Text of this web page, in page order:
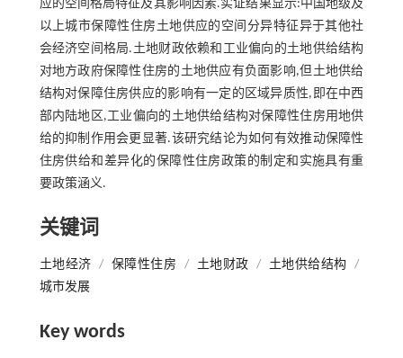
应的空间格局特征及其影响因素.实证结果显示:中国地级及
以上城市保障性住房土地供应的空间分异特征异于其他社
会经济空间格局.土地财政依赖和工业偏向的土地供给结构
对地方政府保障性住房的土地供应有负面影响,但土地供给
结构对保障住房供应的影响有一定的区域异质性,即在中西
部内陆地区,工业偏向的土地供给结构对保障性住房用地供
给的抑制作用会更显著.该研究结论为如何有效推动保障性
住房供给和差异化的保障性住房政策的制定和实施具有重
要政策涵义.
关键词
土地经济 / 保障性住房 / 土地财政 / 土地供给结构
/
城市发展
Key words